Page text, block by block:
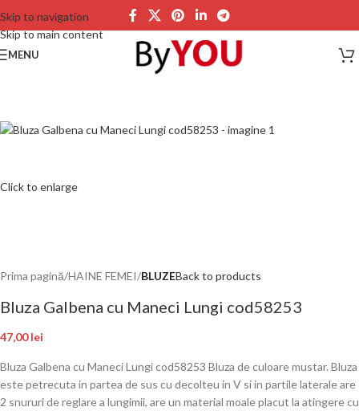
Skip to navigation
Skip to main content
MENU
Click to enlarge
Prima pagină HAINE FEMEI BLUZEBack to products
Bluza Galbena cu Maneci Lungi cod58253
47,00lei
Bluza Galbena cu Maneci Lungi cod58253 Bluza de culoare mustar. Bluza
este petrecuta in partea de sus cu decolteu in V si in partile laterale are
2 snururi de reglare a lungimii, are un material moale placut la atingere cu